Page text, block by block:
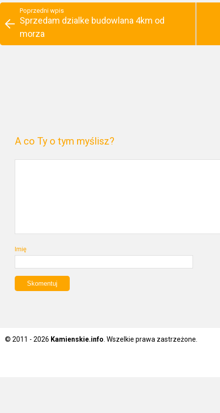
Poprzedni wpis
Sprzedam dzialke budowlana 4km od
morza
A co Ty o tym myślisz?
Imię
© 2011 - 2026 Kamienskie.info. Wszelkie prawa zastrzeżone.